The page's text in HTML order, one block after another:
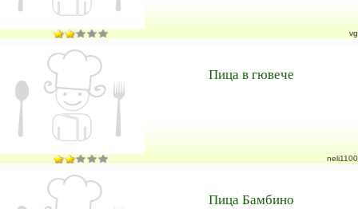
vg
Пица в гювече
neli1100
Пица Бамбино